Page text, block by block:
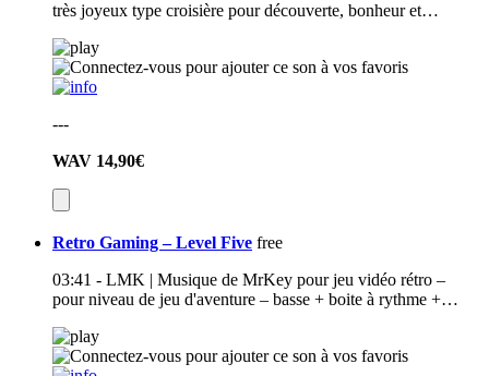
très joyeux type croisière pour découverte, bonheur et…
---
WAV 14,90€
Retro Gaming – Level Five free
03:41 - LMK | Musique de MrKey pour jeu vidéo rétro –
pour niveau de jeu d'aventure – basse + boite à rythme +…